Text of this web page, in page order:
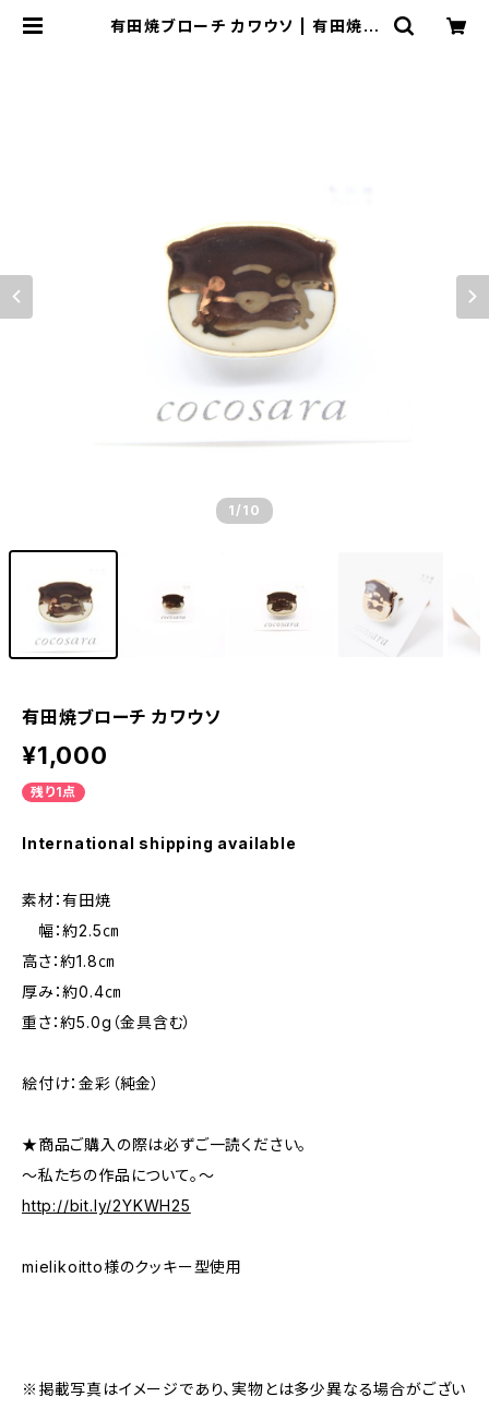
有田焼ブローチ カワウソ | 有田焼ア
1 /10
有田焼ブローチ カワウソ
¥1,000
残り1点
International shipping available
素材：有田焼
幅：約2.5㎝
高さ：約1.8㎝
厚み：約0.4㎝
重さ：約5.0g（金具含む）
絵付け：金彩（純金）
★商品ご購入の際は必ずご一読ください。
～私たちの作品について。～
http://bit.ly/2YKWH25
mielikoitto様のクッキー型使用
※掲載写真はイメージであり、実物とは多少異なる場合がござい